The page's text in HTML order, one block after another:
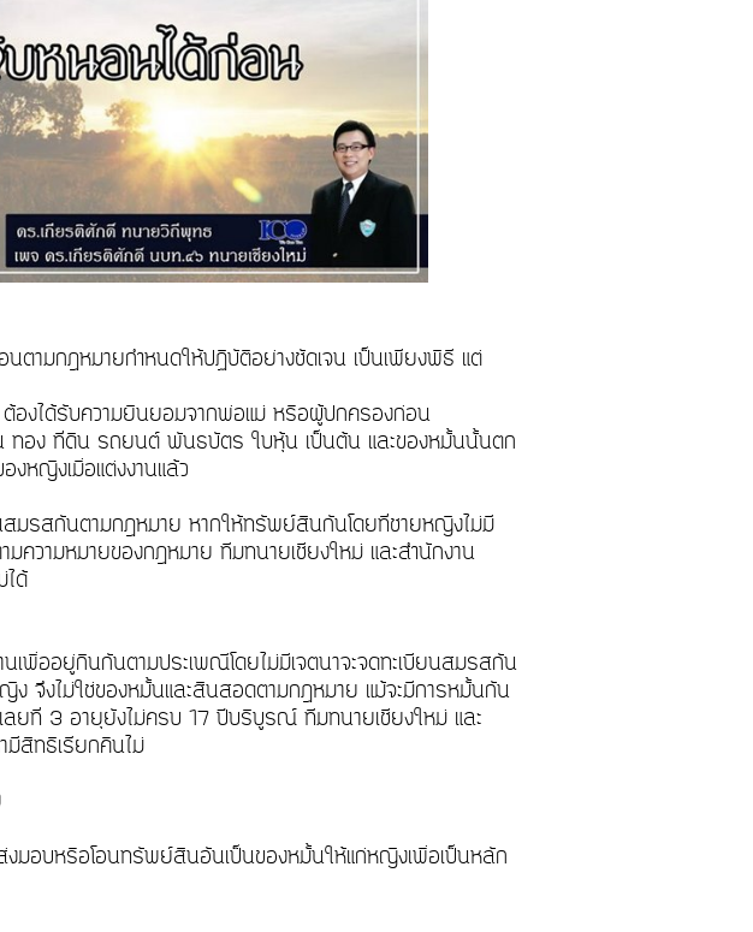
ตามกฎหมายกำหนดให้ปฏิบัติอย่างชัดเจน เป็นเพียงพิธี แต่
องได้รับความยินยอมจากพ่อแม่ หรือผู้ปกครองก่อน
ทอง ที่ดิน รถยนต์ พันธบัตร ใบหุ้น เป็นต้น และของหมั้นนั้นตก
หญิงเมื่อแต่งงานแล้ว
สมรสกันตามกฎหมาย หากให้ทรัพย์สินกันโดยที่ชายหญิงไม่มี
มความหมายของกฎหมาย ทีมทนายเชียงใหม่ และสำนักงาน
ได้
เพื่ออยู่กินกันตามประเพณีโดยไม่มีเจตนาจะจดทะเบียนสมรสกัน
จึงไม่ใช่ของหมั้นและสินสอดตามกฎหมาย แม้จะมีการหมั้นกัน
ยที่ 3 อายุยังไม่ครบ 17 ปีบริบูรณ์ ทีมทนายเชียงใหม่ และ
มีสิทธิเรียกคืนไม่
มอบหรือโอนทรัพย์สินอันเป็นของหมั้นให้แก่หญิงเพื่อเป็นหลัก